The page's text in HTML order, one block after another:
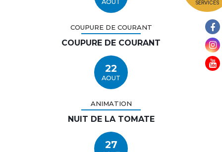
SERVICES
AOUT
COUPURE DE COURANT
COUPURE DE COURANT
22
AOUT
ANIMATION
NUIT DE LA TOMATE
27